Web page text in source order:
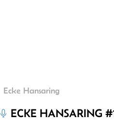
Ecke Hansaring
ECKE HANSARING